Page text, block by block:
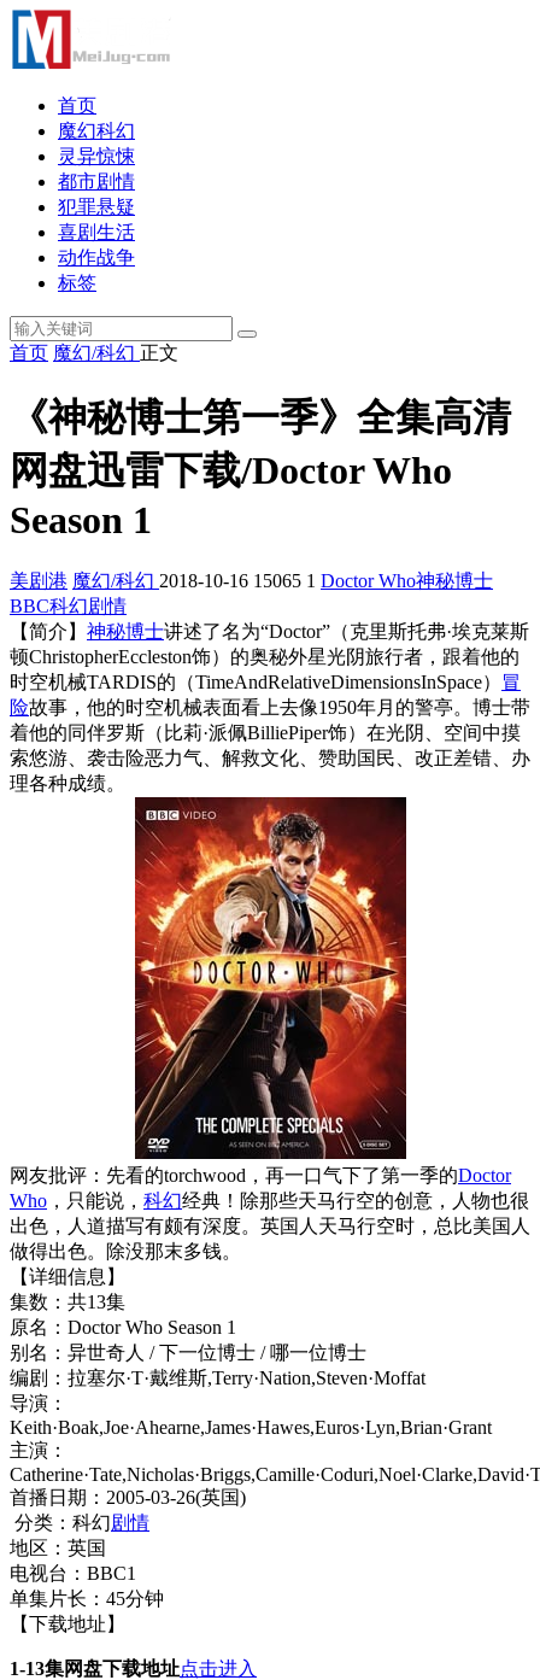
首页
魔幻科幻
灵异惊悚
都市剧情
犯罪悬疑
喜剧生活
动作战争
标签
首页 魔幻/科幻 正文
《神秘博士第一季》全集高清
网盘迅雷下载/Doctor Who
Season 1
美剧港 魔幻/科幻 2018-10-16 15065 1 Doctor Who神秘博士
BBC科幻剧情
【简介】 神秘博士讲述了名为“Doctor”（克里斯托弗·埃克莱斯
顿ChristopherEccleston饰）的奥秘外星光阴旅行者，跟着他的
时空机械TARDIS的（TimeAndRelativeDimensionsInSpace）
冒
险故事，他的时空机械表面看上去像1950年月的警亭。博士带
着他的同伴罗斯（比莉·派佩BilliePiper饰）在光阴、空间中摸
索悠游、袭击险恶力气、解救文化、赞助国民、改正差错、办
理各种成绩。
网友批评：先看的torchwood，再一口气下了第一季的Doctor
Who ，只能说， 科幻经典！除那些天马行空的创意，人物也很
出色，人道描写有颇有深度。英国人天马行空时，总比美国人
做得出色。除没那末多钱。
【详细信息】
集数：共13集
原名：Doctor Who Season 1
别名：异世奇人 / 下一位博士 / 哪一位博士
编剧：拉塞尔·T·戴维斯,Terry·Nation,Steven·Moffat
导演：
Keith·Boak,Joe·Ahearne,James·Hawes,Euros·Lyn,Brian·Grant
主演：
首播日期：2005-03-26(英国)
分类：科幻剧情
地区：英国
电视台：BBC1
单集片长：45分钟
【下载地址】
1-13集网盘下载地址点击进入